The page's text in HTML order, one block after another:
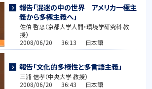
報告「混迷の中の世界 アメリカ一極主
義から多極主義へ」
佐伯 啓思（京都大学人間・環境学研究科 教
授）
2008/06/20 36:13 日本語
報告「文化的多様性と多言語主義」
三浦 信孝（中央大学 教授）
2008/06/20 36:43 日本語